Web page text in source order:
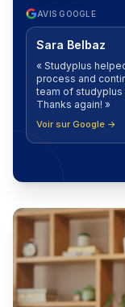
AVIS GOOGLE
Sara Belbaz
« Studyplus
process and
team of studyplus
Thanks again! »
Voir sur Google →